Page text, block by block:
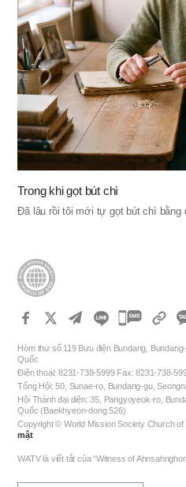
Trong khi gọt bút chì
Đã lâu rồi tôi mới tự gọt bút chì bằng
Hòm thư số 119 Bưu điện Bundang,
Quốc
Điện thoại: 8231-738-5999 Fax: 8231-738-
Tổng Hội: 50, Sunae-ro, Bundang-gu,
Hội Thánh đại diện: 35, Pangyoyeok-ro,
Quốc (Baekhyeon-dong 526)
Copyright © World Mission Society Church of
mật
WATV là viết tắt của “Witness of